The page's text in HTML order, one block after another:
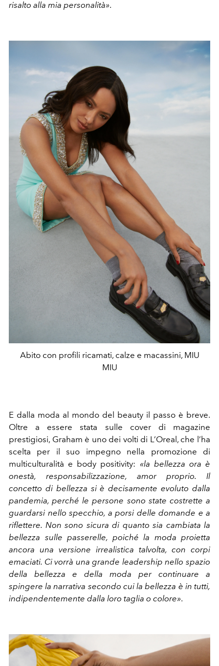
risalto alla mia personalità».
Abito con profili ricamati, calze e macassini, MIU
MIU
E dalla moda al mondo del beauty il passo è breve.
Oltre a essere stata sulle cover di magazine
prestigiosi, Graham è uno dei volti di L’Oreal, che l’ha
scelta per il suo impegno nella promozione di
multiculturalità e body positivity: «la bellezza ora è
onestà, responsabilizzazione, amor proprio. Il
concetto di bellezza si è decisamente evoluto dalla
pandemia, perché le persone sono state costrette a
guardarsi nello specchio, a porsi delle domande e a
riflettere. Non sono sicura di quanto sia cambiata la
bellezza sulle passerelle, poiché la moda proietta
ancora una versione irrealistica talvolta, con corpi
emaciati. Ci vorrà una grande leadership nello spazio
della bellezza e della moda per continuare a
spingere la narrativa secondo cui la bellezza è in tutti,
indipendentemente dalla loro taglia o colore».